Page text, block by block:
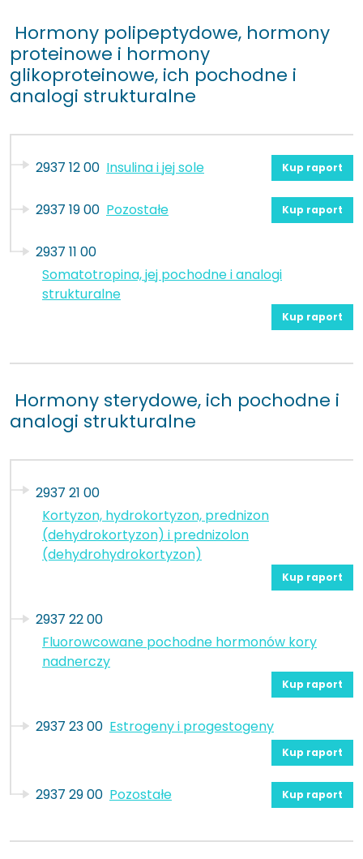
Hormony polipeptydowe, hormony
proteinowe i hormony
glikoproteinowe, ich pochodne i
analogi strukturalne
2937 12 00 Insulina i jej sole Kup raport
2937 19 00 Pozostałe Kup raport
2937 11 00
Somatotropina, jej pochodne i analogi
strukturalne
Kup raport
Hormony sterydowe, ich pochodne i
analogi strukturalne
2937 21 00
Kortyzon, hydrokortyzon, prednizon
(dehydrokortyzon) i prednizolon
(dehydrohydrokortyzon)
Kup raport
2937 22 00
Fluorowcowane pochodne hormonów kory
nadnerczy
Kup raport
2937 23 00 Estrogeny i progestogeny
Kup raport
2937 29 00 Pozostałe Kup raport